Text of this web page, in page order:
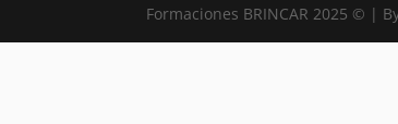
Formaciones BRINCAR 2025 © |